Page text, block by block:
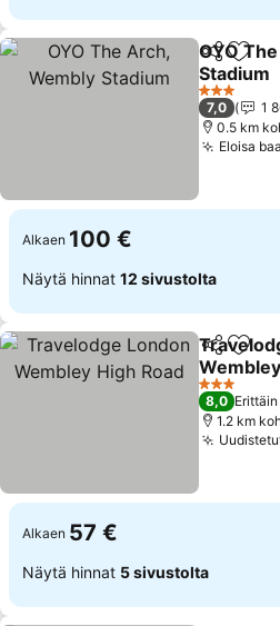
Jaa
OYO
Stadium
Katso
3
7,0
1
0.5 km
Eloisa
Alkaen 100 €
Näytä hinnat 12 sivustolta
Jaa
Katso
3
8,0
1.2 km
Alkaen 57 €
Näytä hinnat 5 sivustolta